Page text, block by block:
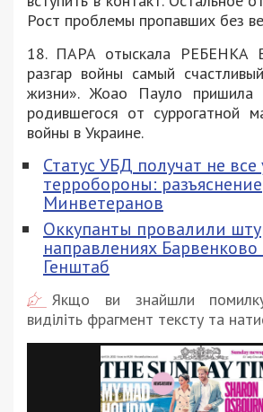
Рост проблемы пропавших без
18. ПАРА отыскала РЕБЕНКА
разгар войны самый
жизни». Жоао Пауло
родившегося от суррогатной
войны в Украине.
Статус УБД получат не все
терробороны: разъяснение
Минветеранов
Оккупанты провалили
направлениях Барвенково
Генштаб
Якщо ви знайшли
виділіть фрагмент тексту та